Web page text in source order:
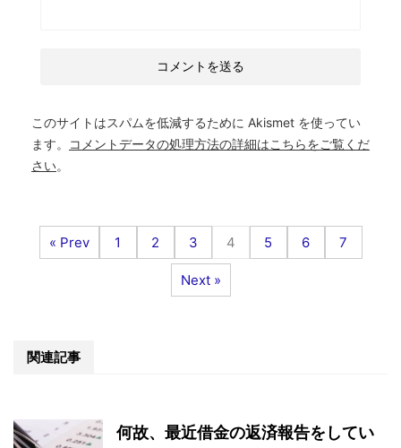
このサイトはスパムを低減するために Akismet を使ってい
ます。
コメントデータの処理方法の詳細はこちらをご覧くだ
さい。
« Prev 1 2 3 4 5 6 7
Next »
関連記事
何故、最近借金の返済報告をしてい